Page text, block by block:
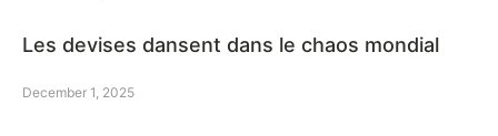
Les devises dansent dans le chaos mondial
December 1, 2025